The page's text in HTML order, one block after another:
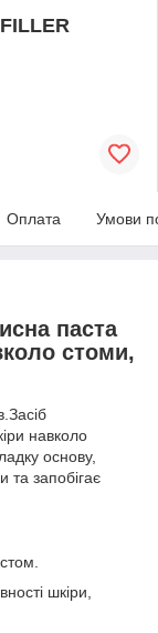
Оплата Умови
паста
стоми,
навколо
основу,
та запобігає
шкіри,